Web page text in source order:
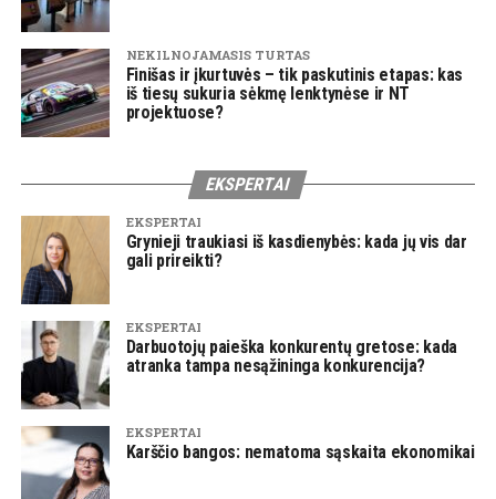
NEKILNOJAMASIS TURTAS
Finišas ir įkurtuvės – tik paskutinis etapas: kas
iš tiesų sukuria sėkmę lenktynėse ir NT
projektuose?
EKSPERTAI
EKSPERTAI
Grynieji traukiasi iš kasdienybės: kada jų vis dar
gali prireikti?
EKSPERTAI
Darbuotojų paieška konkurentų gretose: kada
atranka tampa nesąžininga konkurencija?
EKSPERTAI
Karščio bangos: nematoma sąskaita ekonomikai